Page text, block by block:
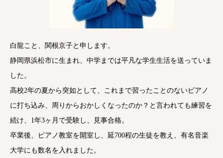
白龍こと、関根京子と申します。
静岡県浜松市に生まれ、中学までは平凡な学生生活を送っていま
した。
高校2年の夏から突如として、これまで習ったことのないピアノ
に打ち込み、周りからおかしくなったのか？と言われても練習を
続け、1年3ヶ月で受験し、見事合格。
卒業後、ピアノ教室を開室し、延700程の生徒を教え、有名音楽
大学にも数名を入れました。